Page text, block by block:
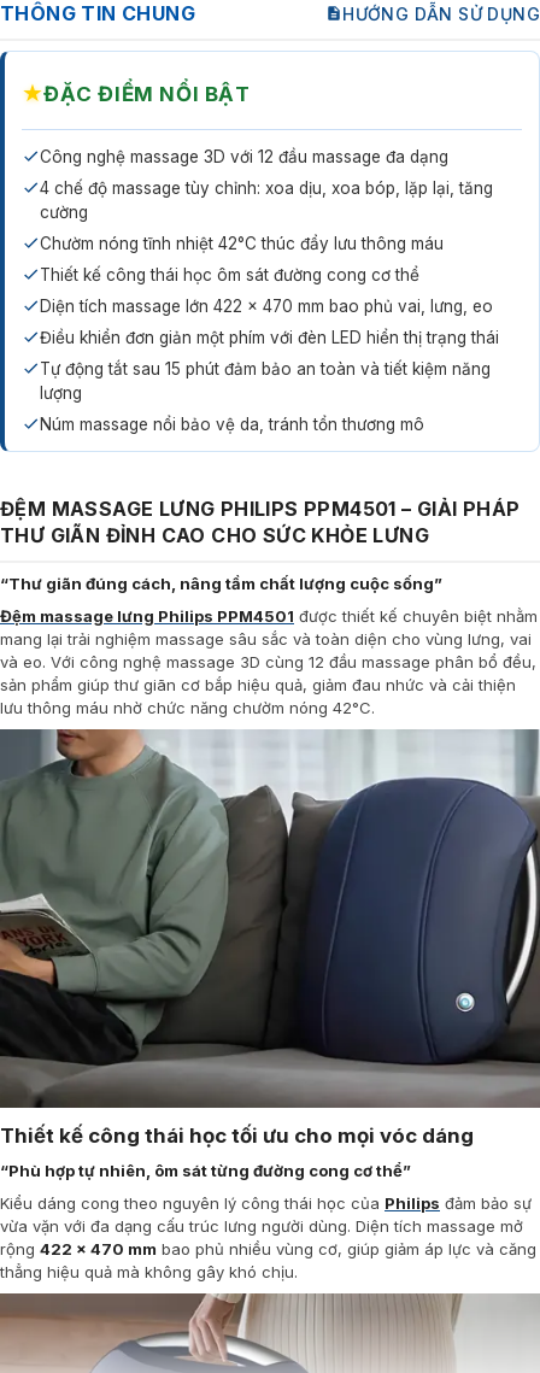
THÔNG TIN CHUNG HƯỚNG DẪN SỬ DỤNG
★ĐẶC ĐIỂM NỔI BẬT
Công nghệ massage 3D với 12 đầu massage đa dạng
4 chế độ massage tùy chỉnh: xoa dịu, xoa bóp, lặp lại, tăng
cường
Chườm nóng tĩnh nhiệt 42°C thúc đẩy lưu thông máu
Thiết kế công thái học ôm sát đường cong cơ thể
Diện tích massage lớn 422 x 470 mm bao phủ vai, lưng, eo
Điều khiển đơn giản một phím với đèn LED hiển thị trạng thái
Tự động tắt sau 15 phút đảm bảo an toàn và tiết kiệm năng
lượng
Núm massage nổi bảo vệ da, tránh tổn thương mô
ĐỆM MASSAGE LƯNG PHILIPS PPM4501 – GIẢI PHÁP
THƯ GIÃN ĐỈNH CAO CHO SỨC KHỎE LƯNG
“Thư giãn đúng cách, nâng tầm chất lượng cuộc sống”
Đệm massage lưng Philips PPM4501 được thiết kế chuyên biệt nhằm
mang lại trải nghiệm massage sâu sắc và toàn diện cho vùng lưng, vai
và eo. Với công nghệ massage 3D cùng 12 đầu massage phân bổ đều,
sản phẩm giúp thư giãn cơ bắp hiệu quả, giảm đau nhức và cải thiện
lưu thông máu nhờ chức năng chườm nóng 42°C.
Thiết kế công thái học tối ưu cho mọi vóc dáng
“Phù hợp tự nhiên, ôm sát từng đường cong cơ thể”
Kiểu dáng cong theo nguyên lý công thái học của Philips đảm bảo sự
vừa vặn với đa dạng cấu trúc lưng người dùng. Diện tích massage mở
rộng 422 x 470 mm bao phủ nhiều vùng cơ, giúp giảm áp lực và căng
thẳng hiệu quả mà không gây khó chịu.